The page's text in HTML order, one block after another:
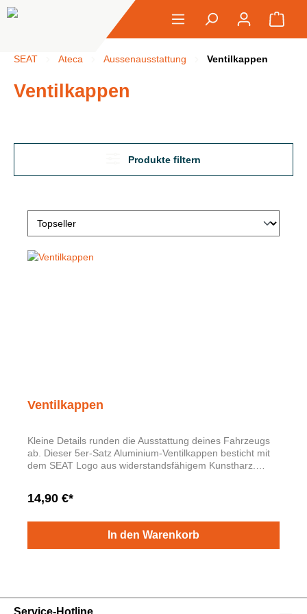
springen
SEAT Ateca Aussenausstattung Ventilkappen
Ventilkappen
Produkte filtern
Ventilkappen
Kleine Details runden die Ausstattung deines Fahrzeugs
ab. Dieser 5er-Satz Aluminium-Ventilkappen besticht mit
dem SEAT Logo aus widerstandsfähigem Kunstharz.
14,90 €*
In den Warenkorb
Service-Hotline